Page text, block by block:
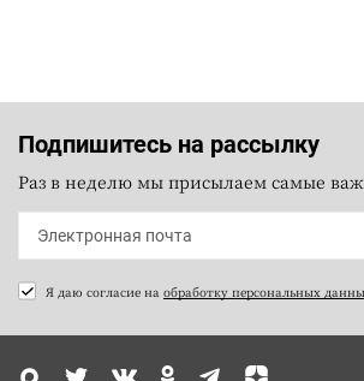
Подпишитесь на рассылку
Раз в неделю мы присылаем самые
Я даю согласие на обработку персональных